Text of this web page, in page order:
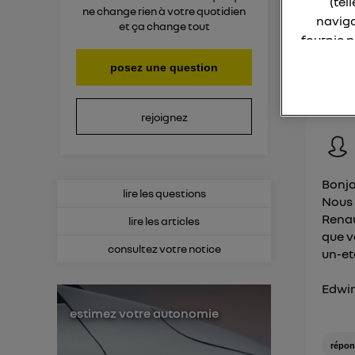
ne change rien à votre quotidien
et ça change tout
posez une question
rejoignez
lire les questions
lire les articles
consultez votre notice
estimez votre autonomie
que
un-
fournie
La
Elle
IP et
Pour une
Pour une